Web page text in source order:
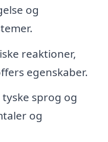
og
reaktioner,
egenskaber.
sprog og
og